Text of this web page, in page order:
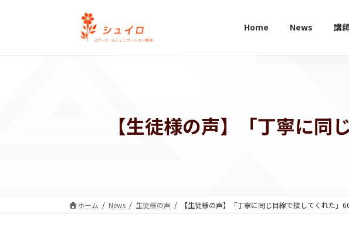
Home News 講
【生徒様の声】「丁寧に
ホーム News 生徒様の声 【生徒様の声】「丁寧に同じ目線で接してくれた」